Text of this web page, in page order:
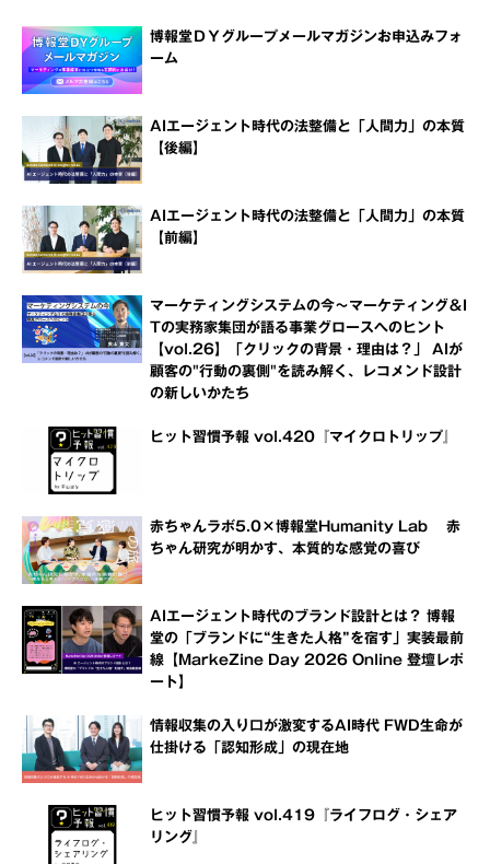
博報堂ＤＹグループメールマガジンお申込みフォ
ーム
AIエージェント時代の法整備と「人間力」の本質
【後編】
AIエージェント時代の法整備と「人間力」の本質
【前編】
マーケティングシステムの今～マーケティング＆I
Tの実務家集団が語る事業グロースへのヒント
【vol.26】「クリックの背景・理由は？」 AIが
顧客の"行動の裏側"を読み解く、レコメンド設計
の新しいかたち
ヒット習慣予報 vol.420『マイクロトリップ』
赤ちゃんラボ5.0×博報堂Humanity Lab 赤
ちゃん研究が明かす、本質的な感覚の喜び
AIエージェント時代のブランド設計とは？ 博報
堂の「ブランドに“生きた人格”を宿す」実装最前
線【MarkeZine Day 2026 Online 登壇レポ
ート】
情報収集の入り口が激変するAI時代 FWD生命が
仕掛ける「認知形成」の現在地
ヒット習慣予報 vol.419『ライフログ・シェア
リング』